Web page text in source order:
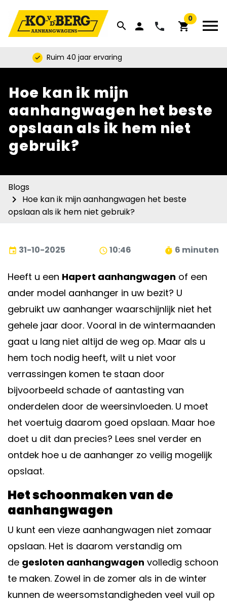
search person phone shopping_cart
0 menu
check Ruim 40 jaar ervaring
Hoe kan ik mijn
aanhangwagen het beste
opslaan als ik hem niet
gebruik?
Blogs
navigate_next Hoe kan ik mijn aanhangwagen het beste
opslaan als ik hem niet gebruik?
event 31-10-2025 schedule 10:46 timer 6 minuten
Heeft u een Hapert aanhangwagen of een
ander model aanhanger in uw bezit? U
gebruikt uw aanhanger waarschijnlijk niet het
gehele jaar door. Vooral in de wintermaanden
gaat u lang niet altijd de weg op. Maar als u
hem toch nodig heeft, wilt u niet voor
verrassingen komen te staan door
bijvoorbeeld schade of aantasting van
onderdelen door de weersinvloeden. U moet
het voertuig daarom goed opslaan. Maar hoe
doet u dit dan precies? Lees snel verder en
ontdek hoe u de aanhanger zo veilig mogelijk
opslaat.
Het schoonmaken van de
aanhangwagen
U kunt een vieze aanhangwagen niet zomaar
opslaan. Het is daarom verstandig om
de gesloten aanhangwagen volledig schoon
te maken. Zowel in de zomer als in de winter
kunnen de weersomstandigheden veel vuil op